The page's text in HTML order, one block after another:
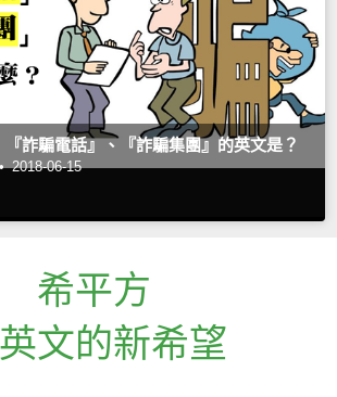
『詐騙電話』、『詐騙集團』的英文是？
2018-06-15
希平方
文的新希望